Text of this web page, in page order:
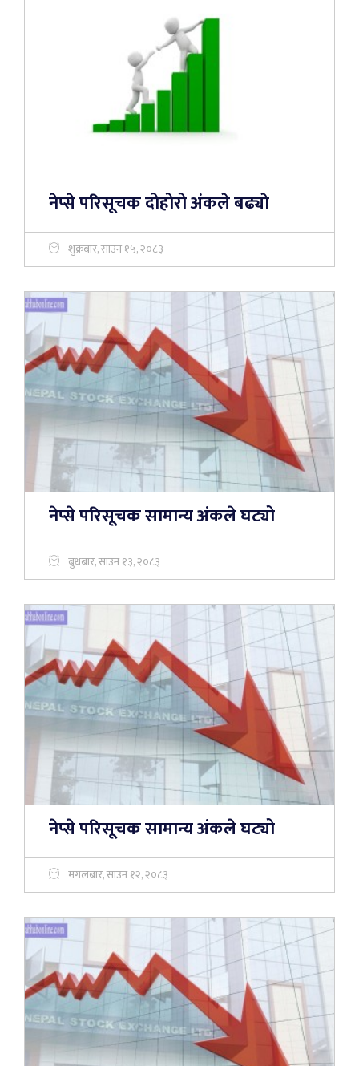
नेप्से परिसूचक दोहोरो अंकले बढ्याे
शुक्रबार, साउन १५, २०८३
नेप्से परिसूचक सामान्य अंकले घट्यो
बुधबार, साउन १३, २०८३
नेप्से परिसूचक सामान्य अंकले घट्यो
मंगलबार, साउन १२, २०८३